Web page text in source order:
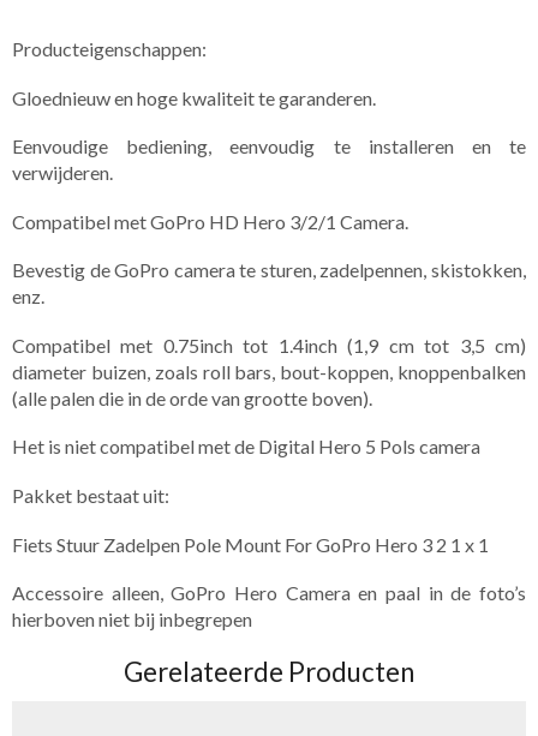
Producteigenschappen:
Gloednieuw en hoge kwaliteit te garanderen.
Eenvoudige bediening, eenvoudig te installeren en te
verwijderen.
Compatibel met GoPro HD Hero 3/2/1 Camera.
Bevestig de GoPro camera te sturen, zadelpennen, skistokken,
enz.
Compatibel met 0.75inch tot 1.4inch (1,9 cm tot 3,5 cm)
diameter buizen, zoals roll bars, bout-koppen, knoppenbalken
(alle palen die in de orde van grootte boven).
Het is niet compatibel met de Digital Hero 5 Pols camera
Pakket bestaat uit:
Fiets Stuur Zadelpen Pole Mount For GoPro Hero 3 2 1 x 1
Accessoire alleen, GoPro Hero Camera en paal in de foto’s
hierboven niet bij inbegrepen
Gerelateerde Producten